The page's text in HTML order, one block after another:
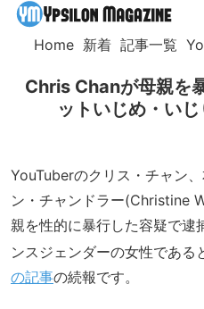
Home 新着 記事一覧
Chris Chanが母親を
ットいじめ・い
YouTuberのクリス・チャン
ン・チャンドラー(Christine
親を性的に暴行した容疑で逮
ンスジェンダーの女性である
の記事の続報です。